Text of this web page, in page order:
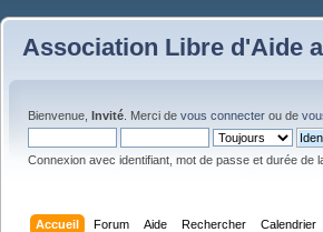
Association Libre d'Aide
Bienvenue, Invité . Merci de vous connecter ou de
Connexion avec identifiant, mot de passe et durée de
Accueil Forum Aide Rechercher Calendrier